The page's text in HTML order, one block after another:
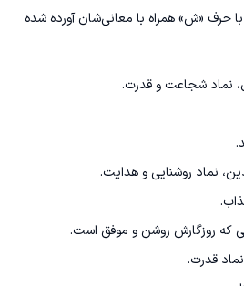
ترکی با حرف «ش» همراه با معانی‌شان آورده شده
نماد شجاعت و قدرت.
نماد روشنایی و هدایت.
که روزگارش روشن و موفق است.
قدرت.